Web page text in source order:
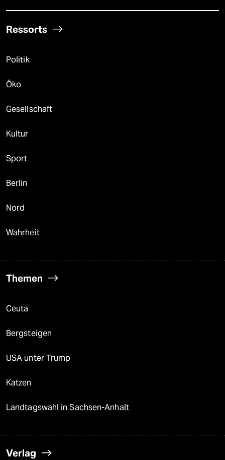
Ressorts
Politik
Öko
Gesellschaft
Kultur
Sport
Berlin
Nord
Wahrheit
Themen
Ceuta
Bergsteigen
USA unter Trump
Katzen
Landtagswahl in Sachsen-Anhalt
Verlag